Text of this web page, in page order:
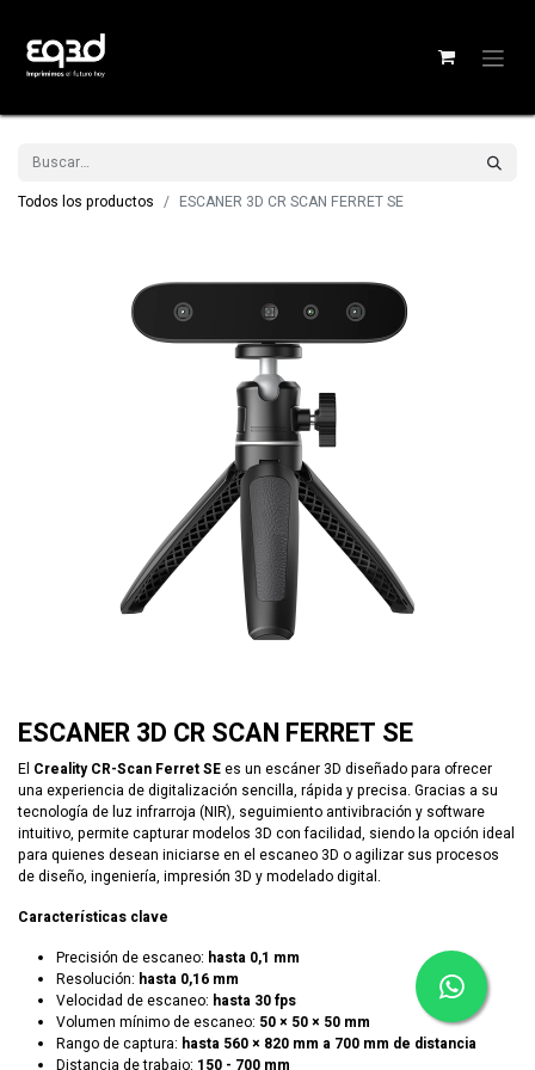
Todos los productos ESCANER 3D CR SCAN FERRET SE
ESCANER 3D CR SCAN FERRET SE
El Creality CR-Scan Ferret SEes un escáner 3D diseñado para ofrecer
una experiencia de digitalización sencilla, rápida y precisa. Gracias a su
tecnología de luz infrarroja (NIR), seguimiento antivibración y software
intuitivo, permite capturar modelos 3D con facilidad, siendo la opción ideal
para quienes desean iniciarse en el escaneo 3D o agilizar sus procesos
de diseño, ingeniería, impresión 3D y modelado digital.
Características clave
Precisión de escaneo: hasta 0,1 mm
Resolución: hasta 0,16 mm
Velocidad de escaneo: hasta 30 fps
Volumen mínimo de escaneo: 50 × 50 × 50 mm
Rango de captura: hasta 560 × 820 mm a 700 mm de distancia
Distancia de trabajo: 150 - 700 mm